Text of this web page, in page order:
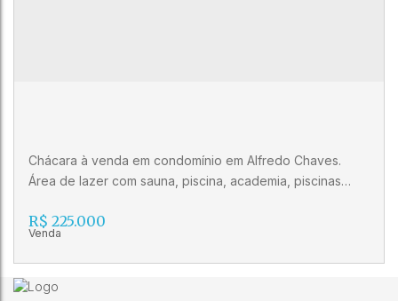
R$ 225.000
Chácara à venda em condomínio em Alfredo Chaves.
Área de lazer com sauna, piscina, academia, piscinas